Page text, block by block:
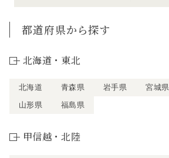
都道府県から探す
北海道・東北
北海道 青森県 岩手県 宮城県
山形県
福島県
甲信越・北陸